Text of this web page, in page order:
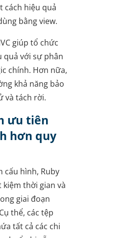
cách hiệu quả
bằng view.
giúp tổ chức
quả với sự phân
chính. Hơn nữa,
khả năng bảo
và tách rời.
ưu tiên
hơn quy
cấu hình, Ruby
kiệm thời gian và
giai đoạn
thể, các tệp
tất cả các chi